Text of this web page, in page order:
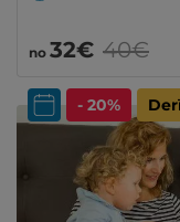
no 32€ 40€
- 20%